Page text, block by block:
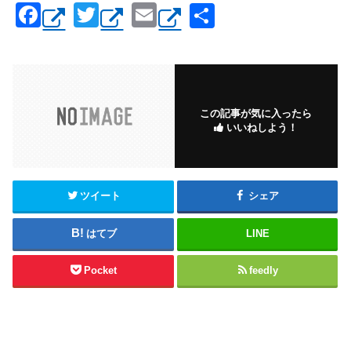
F
a
T
wi
E
m
ail
この記事が気に入ったら
いいねしよう！
ツイート シェア
はてブ LINE
Pocket feedly